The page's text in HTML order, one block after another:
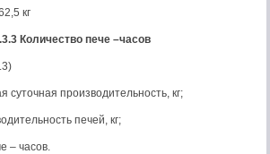
кг
Количество пече –часов
суточная производительность, кг;
печей, кг;
– часов.